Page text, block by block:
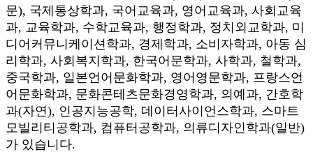
문), 국제통상학과, 국어교육과, 영어교육과, 사회교육
과, 교육학과, 수학교육과, 행정학과, 정치외교학과, 미
디어커뮤니케이션학과, 경제학과, 소비자학과, 아동 심
리학과, 사회복지학과, 한국어문학과, 사학과, 철학과,
중국학과, 일본언어문화학과, 영어영문학과, 프랑스언
어문화학과, 문화콘테츠문화경영학과, 의예과, 간호학
과(자연), 인공지능공학, 데이터사이언스학과, 스마트
모빌리티공학과, 컴퓨터공학과, 의류디자인학과(일반)
가 있습니다.